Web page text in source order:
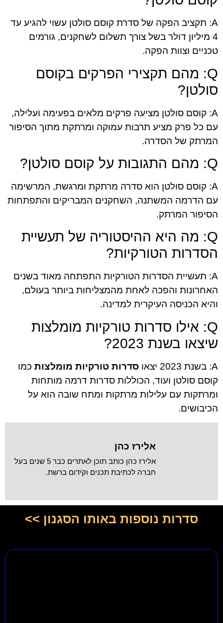
A: תקציב הפקה של סדרת קוסם סולטן עשוי להגיע עד
4 מיליון דולר בשל צורך תשלום לשחקנים, גורמים
טכניים וצוות הפקה.
Q: מהם תקצירי הפרקים בקוסם
סולטן?
A: קוסם סולטן מציעה פרקים מלאים בפעימה ועלילה,
עם כל פרק מציע תרבות עמוקה ומרתקת מתוך הסיפור
המרתק של הסדרה.
Q: מהם התגובות על קוסם סולטן?
A: קוסם סולטן הוא סדרה מרתקת ומרגשת, המרשימה
עם הדרמה המשתנה, השחקנים המבריקים והתפתחות
הסיפור המרתק.
Q: מה היא ההיסטוריה של תעשיית
הסדרות הטורקיות?
A: תעשיית הסדרות הטורקיות התפתחה מאוד בשנים
האחרונות והפכה לאחת מהמצליחות ביותר בעולם,
והיא הכניסה העיקרית למדינה.
Q: אילו סדרות טורקיות מומלצות
שיצאו בשנת 2023?
A: בשנת 2023 יצאו סדרות טורקיות מומלצות כמו
קוסם סולטן ועוד, הכוללות סדרות דרמה מותחות
ומרתקות עם עלילות מרתקות ומתח שובה הוא על
הכיבושים.
אלירז כהן
אלירז כהן כותב תוכן לאתרים כבר 5 שנים בעל
חברה לכתיבת תכנים וקידום ברשת.
סדרות נוספות באותו הסגנון >>